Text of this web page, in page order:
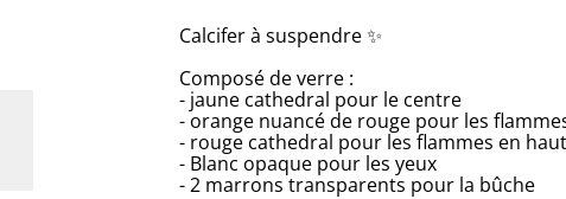
Calcifer à suspendre ✨
Composé de verre :
- jaune cathedral pour le centre
- orange nuancé de rouge pour les
- rouge cathedral pour les flammes en haut
- Blanc opaque pour les yeux
- 2 marrons transparents pour la bûche